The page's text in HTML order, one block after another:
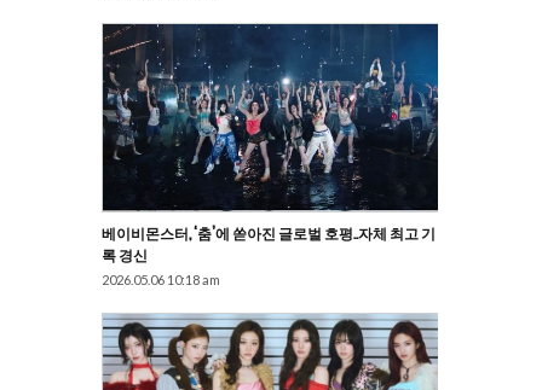
베이비몬스터, ‘춤’에 쏟아진 글로벌 호평..자체 최고 기
록 경신
2026.05.06 10:18 am